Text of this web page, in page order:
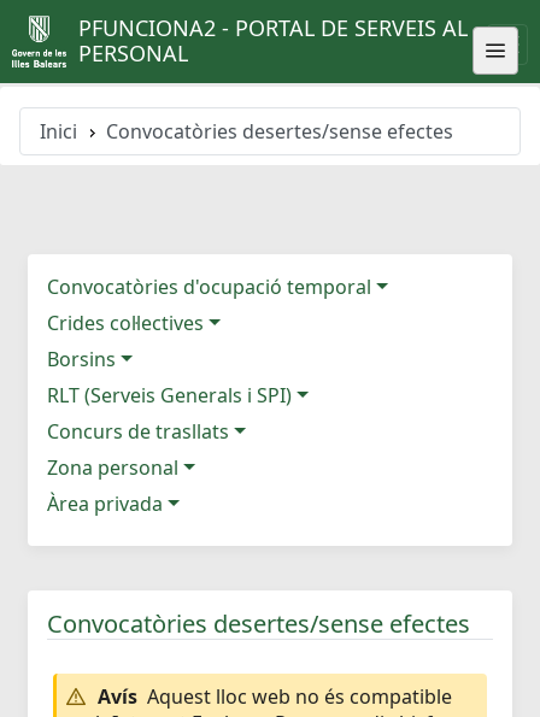
PFUNCIONA2 - PORTAL DE SERVEIS AL
PERSONAL
Inici Convocatòries desertes/sense efectes
Convocatòries d'ocupació temporal
Crides col·lectives
Borsins
RLT (Serveis Generals i SPI)
Concurs de trasllats
Zona personal
Àrea privada
Convocatòries desertes/sense efectes
Avís Aquest lloc web no és compatible